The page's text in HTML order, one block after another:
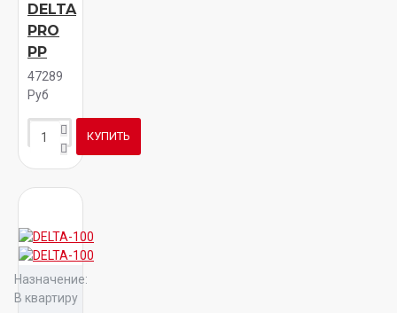
DELTA
PRO
PP
47289
Руб
КУПИТЬ
Назначение:
В квартиру